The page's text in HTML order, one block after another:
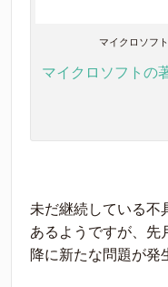
マイクロソフ
マイクロソフトの
未だ継続している不
あるようですが、先
降に新たな問題が発